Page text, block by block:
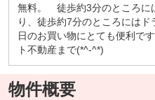
無料。 徒歩約3分のところに
り、徒歩約7分のところには
日のお買い物にとても便利で
ト不動産まで(*^-^*)
物件概要